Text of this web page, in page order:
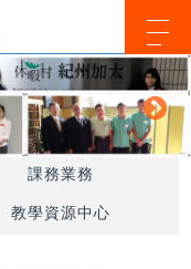
課務業務
教學資源中心